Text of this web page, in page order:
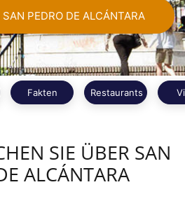
PEDRO DE ALCÁNTARA
Fakten Restaurants
SIE ÜBER SAN
ALCÁNTARA